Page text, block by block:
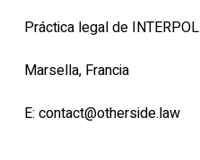
Práctica legal de INTERPOL
Marsella, Francia
E: contact@otherside.law